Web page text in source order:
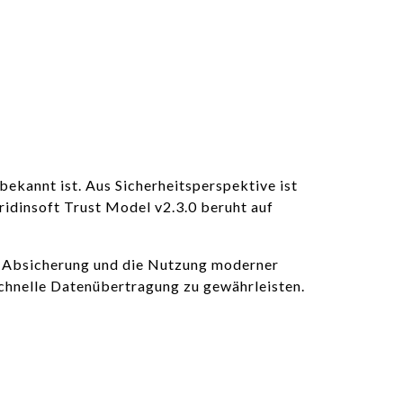
ist. Aus Sicherheitsperspektive ist
Trust Model v2.3.0 beruht auf
und die Nutzung moderner
Datenübertragung zu gewährleisten.